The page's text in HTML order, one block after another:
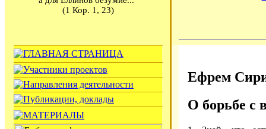
(1 Кор. 1, 23)
Ефрем
О борьбе с